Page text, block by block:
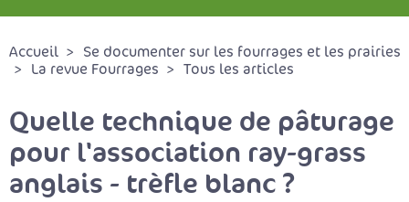
Accueil
Se documenter sur les fourrages et les prairies
La revue Fourrages
Tous les articles
Quelle technique de pâturage
pour l'association ray-grass
anglais - trèfle blanc ?